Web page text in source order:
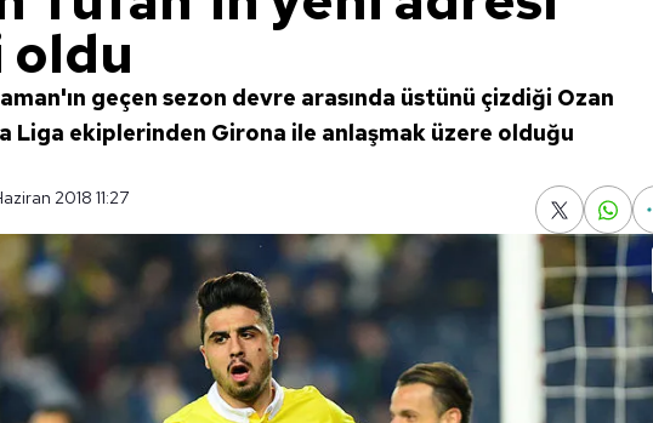
oldu
geçen sezon devre arasında üstünü çizdiği Ozan
Liga ekiplerinden Girona ile anlaşmak üzere olduğu
2018 11:27